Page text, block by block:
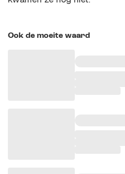
Ook de moeite waard